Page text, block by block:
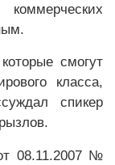
смогут
класса,
спикер
08.11.2007 №